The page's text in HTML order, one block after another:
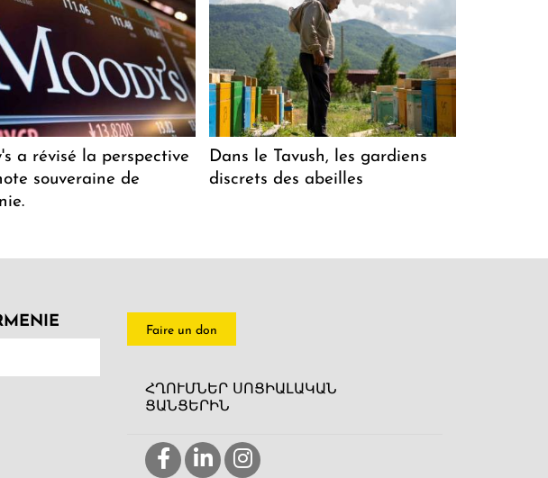
a révisé la perspective
souveraine de
Dans le Tavush, les gardiens
discrets des abeilles
Faire un don
ՀՂՈՒՄՆԵՐ ՍՈՑԻԱԼԱԿԱՆ
ՑԱՆՑԵՐԻՆ